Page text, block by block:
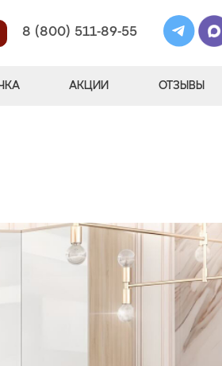
8 (800) 511-89-55
АКЦИИ ОТЗЫВЫ